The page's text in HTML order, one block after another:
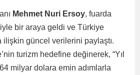
Mehmet Nuri Ersoy, fuarda
bir araya geldi ve Türkiye
ilişkin güncel verilerini paylaştı.
turizm hedefine değinerek, “Yıl
milyar dolara emin adımlarla